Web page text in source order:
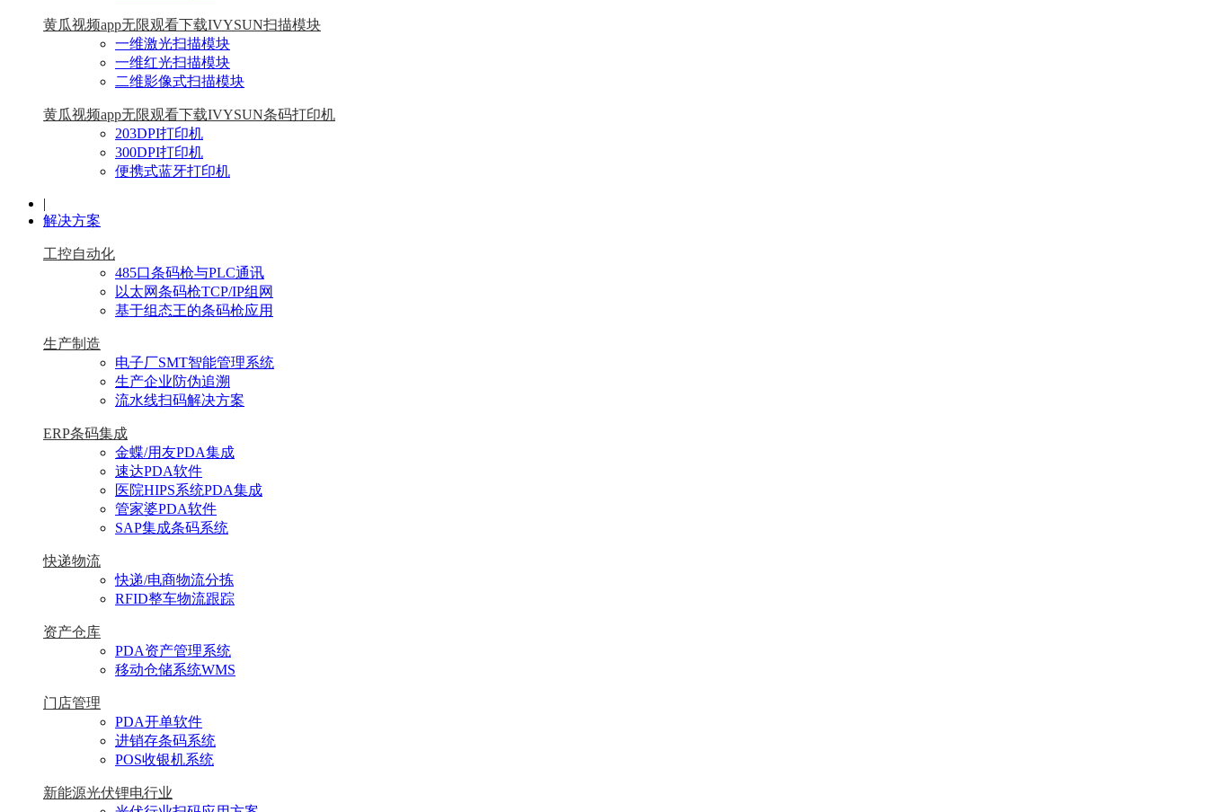
黄瓜视频app无限观看下载IVYSUN扫描模块
一维激光扫描模块
一维红光扫描模块
二维影像式扫描模块
黄瓜视频app无限观看下载IVYSUN条码打印机
203DPI打印机
300DPI打印机
便携式蓝牙打印机
|
解决方案
工控自动化
485口条码枪与PLC通讯
以太网条码枪TCP/IP组网
基于组态王的条码枪应用
生产制造
电子厂SMT智能管理系统
生产企业防伪追溯
流水线扫码解决方案
ERP条码集成
金蝶/用友PDA集成
速达PDA软件
医院HIPS系统PDA集成
管家婆PDA软件
SAP集成条码系统
快递物流
快递/电商物流分拣
RFID整车物流跟踪
资产仓库
PDA资产管理系统
移动仓储系统WMS
门店管理
PDA开单软件
进销存条码系统
POS收银机系统
新能源光伏锂电行业